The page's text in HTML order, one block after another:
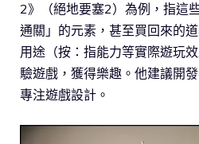
2》（絕地要塞2）為例，指這
通關」的元素，甚至買回來的
用途（按：指能力等實際遊玩
驗遊戲，獲得樂趣。他建議開
專注遊戲設計。